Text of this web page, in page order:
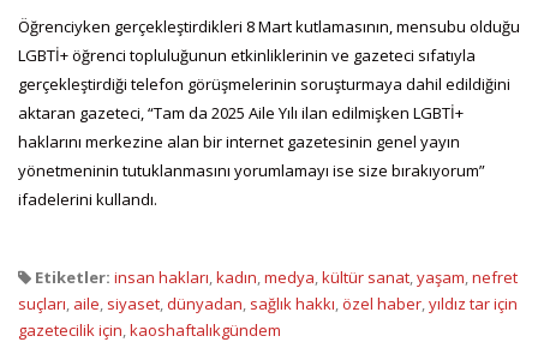
Öğrenciyken gerçekleştirdikleri 8 Mart kutlamasının, mensubu olduğu
LGBTİ+ öğrenci topluluğunun etkinliklerinin ve gazeteci sıfatıyla
gerçekleştirdiği telefon görüşmelerinin soruşturmaya dahil edildiğini
aktaran gazeteci, “Tam da 2025 Aile Yılı ilan edilmişken LGBTİ+
haklarını merkezine alan bir internet gazetesinin genel yayın
yönetmeninin tutuklanmasını yorumlamayı ise size bırakıyorum”
ifadelerini kullandı.
Etiketler: insan hakları kadın medya kültür sanat yaşam nefret
suçları aile siyaset dünyadan sağlık hakkı özel haber yıldız tar için
gazetecilik için kaoshaftalıkgündem